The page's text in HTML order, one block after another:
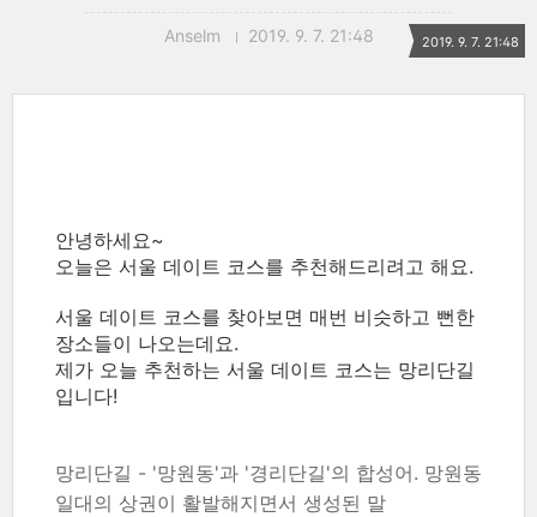
Anselm 2019. 9. 7. 21:48 2019. 9. 7. 21:48
안녕하세요~
오늘은 서울 데이트 코스를 추천해드리려고 해요.
서울 데이트 코스를 찾아보면 매번 비슷하고 뻔한
장소들이 나오는데요.
제가 오늘 추천하는 서울 데이트 코스는 망리단길
입니다!
망리단길 - '망원동'과 '경리단길'의 합성어. 망원동
일대의 상권이 활발해지면서 생성된 말